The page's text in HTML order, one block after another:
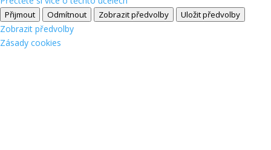
Přijmout Odmítnout Zobrazit předvolby Uložit předvolby
Zobrazit předvolby
Zásady cookies